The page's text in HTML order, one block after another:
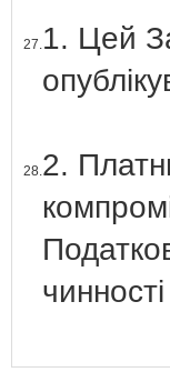
27.1. Цей
28.2.